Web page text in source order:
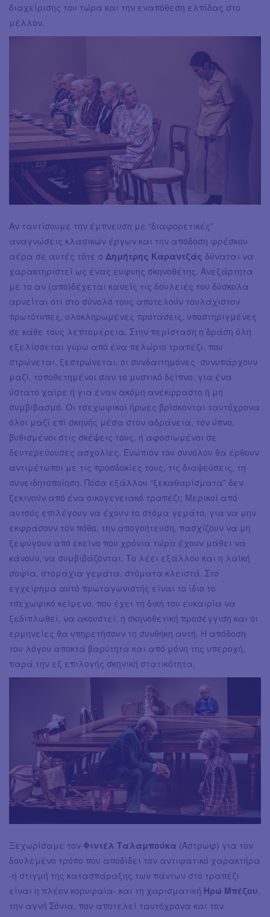
διαχείρισης του τώρα και την εναπόθεση ελπίδας στο
μέλλον.
Αν ταυτίσουμε την έμπνευση με “διαφορετικές”
αναγνώσεις κλασικών έργων και την απόδοση φρέσκου
αέρα σε αυτές τότε ο Δημήτρης Καραντζάς δύναται να
χαρακτηριστεί ως ένας ευφυής σκηνοθέτης. Ανεξάρτητα
με το αν (απο)δέχεται κανείς τις δουλειές του δύσκολα
αρνείται ότι στο σύνολό τους αποτελούν τουλάχιστον
πρωτότυπες, ολοκληρωμένες προτάσεις, υποστηριγμένες
σε κάθε τους λεπτομέρεια. Στην περίσταση η δράση όλη
εξελίσσεται γύρω από ένα πελώριο τραπέζι, που
στρώνεται, ξεστρώνεται, οι συνδαιτημόνες συνυπάρχουν
μαζί, τοποθετημένοι σαν το μυστικό δείπνο, για ένα
ύστατο χαίρε ή για έναν ακόμη ανέκφραστο ή μη
συμβιβασμό. Οι τσεχωφικοί ήρωες βρίσκονται ταυτόχρονα
όλοι μαζί επί σκηνής μέσα στον αδράνεια, τον ύπνο,
βυθισμένοι στις σκέψεις τους, ή αφοσιωμένοι σε
δευτερεύουσες ασχολίες. Ενώπιον του συνόλου θα έρθουν
αντιμέτωποι με τις προσδοκίες τους, τις διαψεύσεις, τη
συνειδητοποίηση. Πόσα εξάλλου “ξεκαθαρίσματα” δεν
ξεκινούν από ένα οικογενειακό τραπέζι; Μερικοί από
αυτούς επιλέγουν να έχουν το στόμα γεμάτο, για να μην
εκφράσουν τον πόθο, την απογοήτευση, πασχίζουν να μη
ξεφύγουν από εκείνο που χρόνια τώρα έχουν μάθει να
κάνουν, να συμβιβάζονται. Το λέει εξάλλου και η λαϊκή
σοφία, στομάχια γεμάτα, στόματα κλειστά. Στο
εγχείρημα αυτό πρωταγωνιστής είναι το ίδιο το
τσεχωφικό κείμενο, που έχει τη δική του ευκαιρία να
ξεδιπλωθεί, να ακουστεί, η σκηνοθετική προσέγγιση και οι
ερμηνείες θα υπηρετήσουν τη συνθήκη αυτή. Η απόδοση
του λόγου αποκτά βαρύτητα και από μόνη της υπεροχή,
παρά την εξ επιλογής σκηνική στατικότητα.
Ξεχωρίσαμε τον Φιντέλ Ταλαμπούκα (Άστρωφ) για τον
δουλεμένο τρόπο που αποδίδει τον αντιφατικό χαρακτήρα
-η στιγμή της κατασπάραξης των πάντων στο τραπέζι
είναι η πλέον κορυφαία- και τη χαρισματική Ηρώ Μπέζου,
την αγνή Σόνια, που αποτελεί ταυτόχρονα και τον